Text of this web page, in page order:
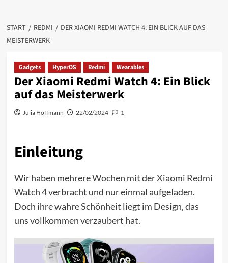
START REDMI
DER XIAOMI REDMI WATCH 4: EIN BLICK AUF DAS
MEISTERWERK
Gadgets HyperOS Redmi Wearables
Der Xiaomi Redmi Watch 4: Ein Blick
auf das Meisterwerk
Julia Hoffmann 22/02/2024 1
Einleitung
Wir haben mehrere Wochen mit derXiaomi Redmi
Watch 4verbracht und nur einmal aufgeladen.
Doch ihre wahre Schönheit liegt im Design, das
uns vollkommen verzaubert hat.